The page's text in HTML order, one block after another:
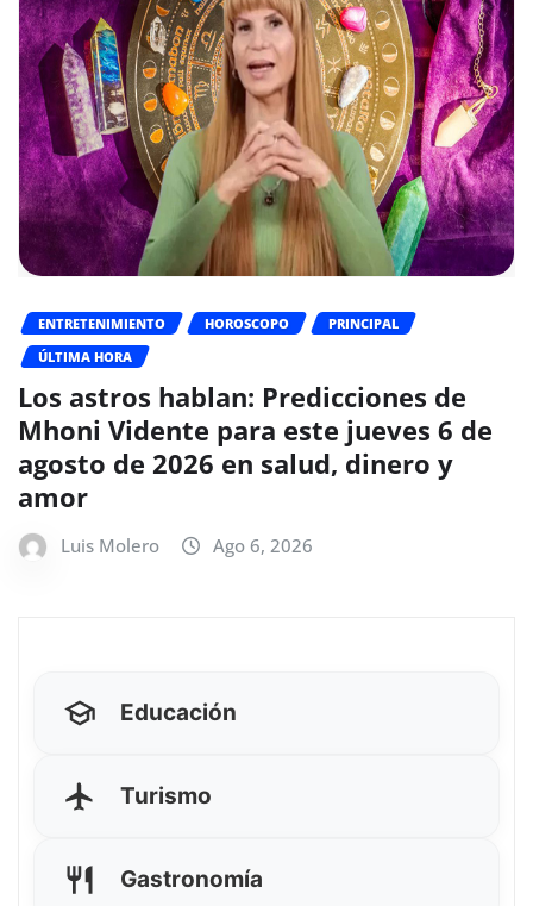
ENTRETENIMIENTO HOROSCOPO
PRINCIPAL
ÚLTIMA HORA
Los astros hablan: Predicciones de
Mhoni Vidente para este jueves 6 de
agosto de 2026 en salud, dinero y
amor
Luis Molero Ago 6, 2026
Educación
Turismo
Gastronomía